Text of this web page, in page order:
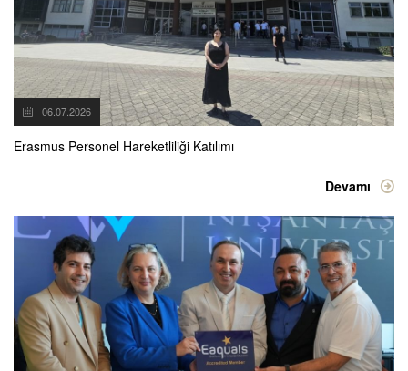
06.07.2026
Erasmus Personel Hareketliliği Katılımı
Devamı